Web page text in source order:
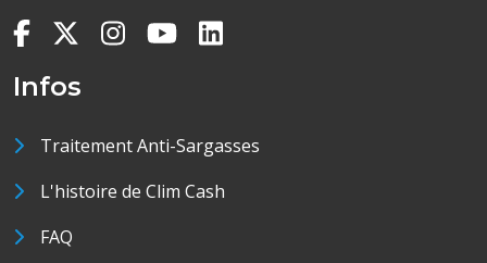
Infos
Traitement Anti-Sargasses
L'histoire de Clim Cash
FAQ